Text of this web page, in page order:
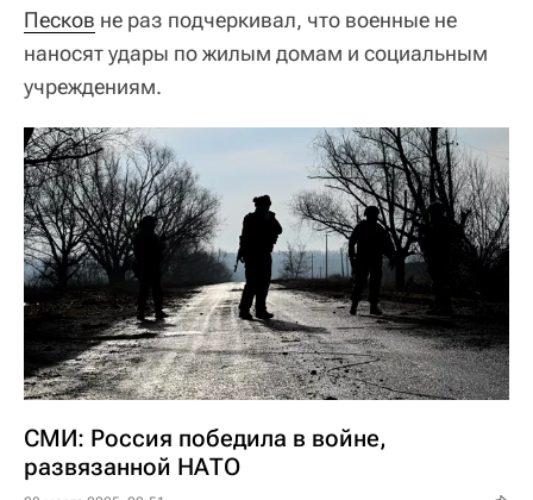
Песков не раз подчеркивал, что военные не
наносят удары по жилым домам и социальным
учреждениям.
СМИ: Россия победила в войне,
развязанной НАТО